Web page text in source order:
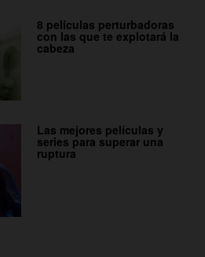
8 películas perturbadoras
con las que te explotará la
cabeza
Las mejores películas y
series para superar una
ruptura